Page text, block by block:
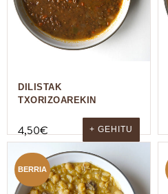
DILISTAK
TXORIZOAREKIN
4,50€ + GEHITU
BERRIA